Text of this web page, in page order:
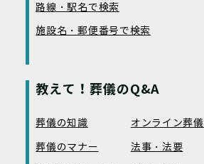
路線・駅名で検索
施設名・郵便番号で検索
教えて！葬儀のQ&A
葬儀の知識 オンライン葬儀
葬儀のマナー
法事・法要